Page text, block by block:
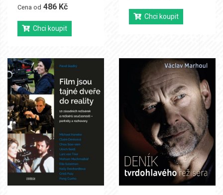
Cena od 486 Kč
Chci koupit
Chci koupit